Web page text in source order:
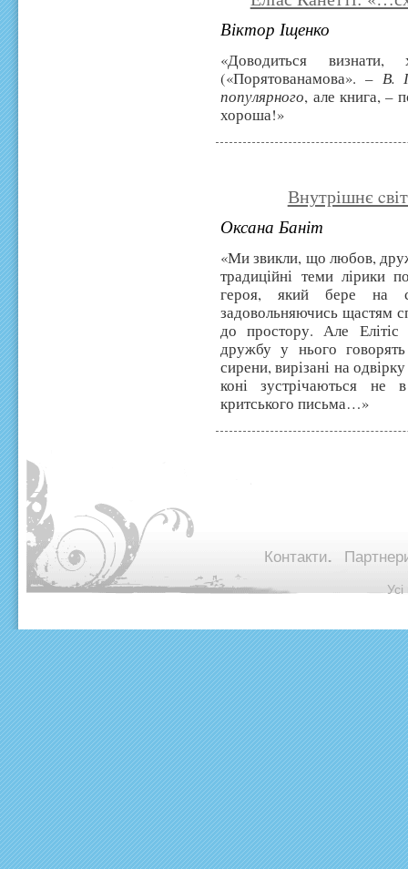
Віктор Іщенко
«Доводиться
(«Порятованамова». –В.
популярного, але книга, –
хороша!»
Внутрішнє
Оксана Баніт
«Ми звикли, що любов,
традиційні теми лірики
героя, який бере на
задовольняючись щастям
до простору. Але
дружбу у нього
сирени, вирізані на
коні зустрічаються
критського письма…»
Контакти.
©